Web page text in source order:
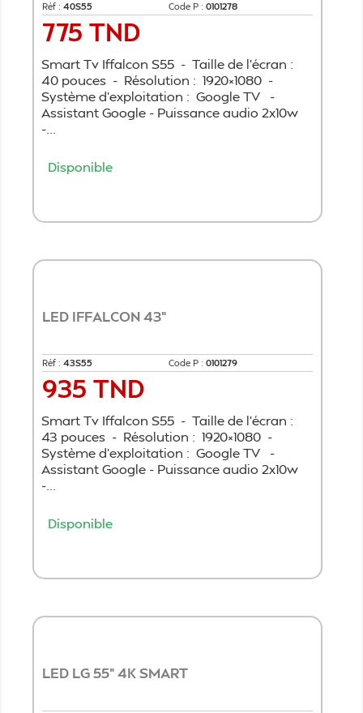
Réf : 40S55 Code P : 0101278
Prix
775 TND
Smart Tv Iffalcon S55 - Taille de l'écran :
40 pouces - Résolution : 1920×1080 -
Système d'exploitation : Google TV -
Assistant Google - Puissance audio 2x10w
-...
Disponible
LED IFFALCON 43"
Réf : 43S55 Code P : 0101279
Prix
935 TND
Smart Tv Iffalcon S55 - Taille de l'écran :
43 pouces - Résolution : 1920×1080 -
Système d'exploitation : Google TV -
Assistant Google - Puissance audio 2x10w
-...
Disponible
LED LG 55" 4K SMART